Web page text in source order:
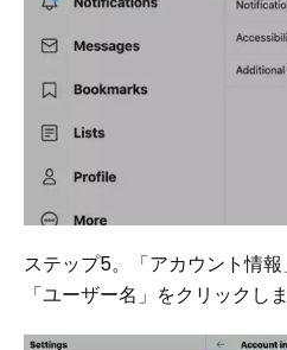
ステップ5。「アカウント情報
「ユーザー名」をクリックしま